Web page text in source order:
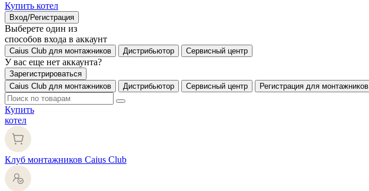
Купить котел
Вход/Регистрация
Выберете один из
способов входа в аккаунт
Caius Club для монтажников Дистрибьютор Сервисный центр
У вас еще нет аккаунта?
Зарегистрироваться
Caius Club для монтажников
Дистрибьютор Сервисный центр Регистрация для монтажников
Купить
котел
Клуб монтажников Caius Club